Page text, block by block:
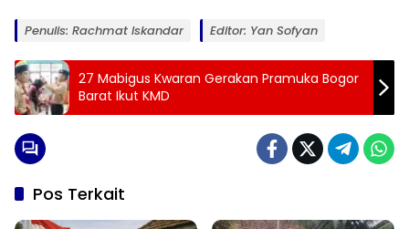
Penulis: Rachmat Iskandar Editor: Yan Sofyan
27 Mabigus Kwaran Gerakan Pramuka Bogor
Barat Ikut KMD
Pos Terkait